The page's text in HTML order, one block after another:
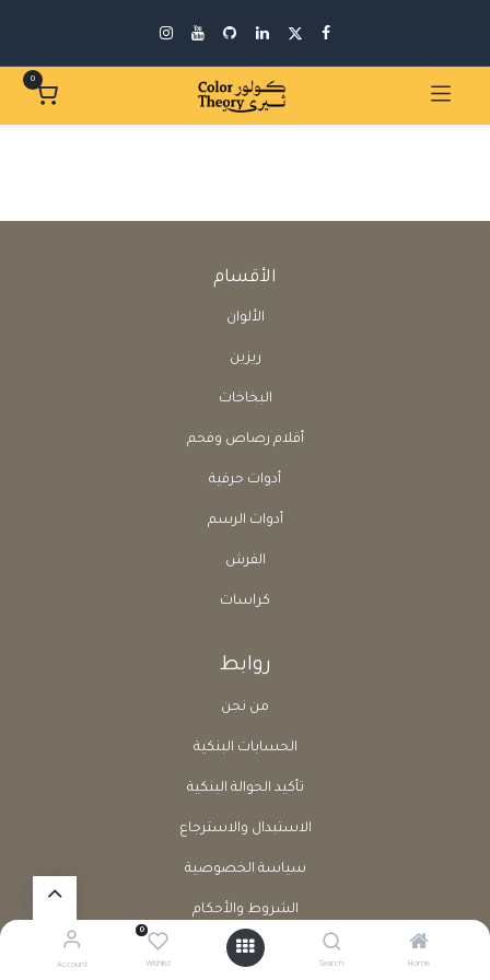
Home
Search
0
Wishlist
Account
0
الأقسام
الألوان
ريزين
البخاخات
أقلام رصاص وفحم
أدوات حرفية
أدوات الرسم
الفرش
كراسات
روابط
من نحن
الحسابات البنكية
تأكيد الحوالة البنكية
الاستبدال والاسترجاع
سياسة الخصوصية
الشروط والأحكام
طلب إرجاع منتج